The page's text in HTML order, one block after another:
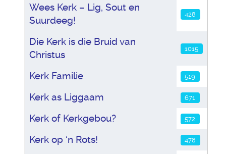
Wees Kerk – Lig, Sout en
Suurdeeg!
428
Die Kerk is die Bruid van
Christus
1015
Kerk Familie 519
Kerk as Liggaam 671
Kerk of Kerkgebou? 572
Kerk op ‘n Rots! 478